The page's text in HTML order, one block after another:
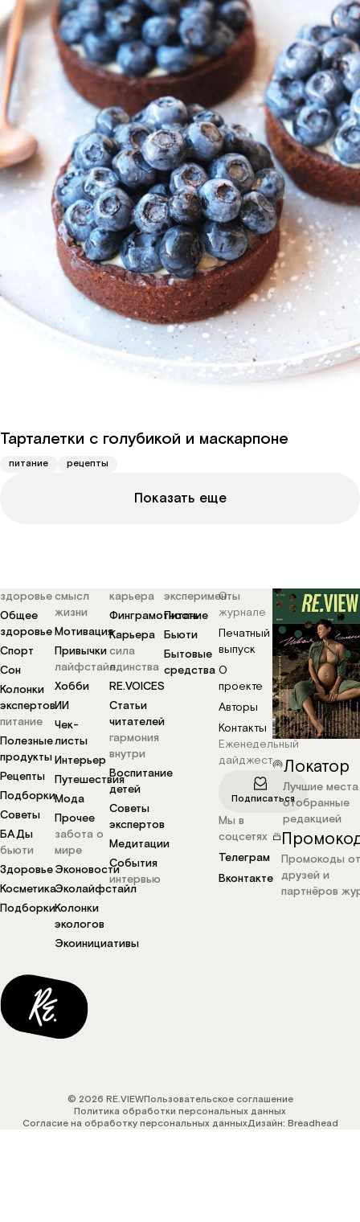
Тарталетки с голубикой и маскарпоне
питание рецепты
Показать еще
здоровье
Общее
здоровье
Спорт
Сон
Колонки
экспертов
питание
Полезные
продукты
Рецепты
Подборки
Советы
БАДы
бьюти
Здоровье
Косметика
Подборки
смысл
жизни
Мотивация
Привычки
лайфстайл
Хобби
ИИ
Чек-
листы
Интерьер
Путешествия
Мода
Прочее
забота о
мире
Эконовости
Эколайфстайл
Колонки
экологов
Экоинициативы
карьера
Финграмотность
Карьера
сила
единства
RE.VOICES
Статьи
читателей
гармония
внутри
Воспитание
детей
Советы
экспертов
Медитации
События
интервью
эксперименты
Питание
Бьюти
Бытовые
средства
О
журнале
Печатный
выпуск
О
проекте
Авторы
Контакты
Еженедельный
дайджест
Подписаться
Мы в
соцсетях
Телеграм
Вконтакте
Локатор
Лучшие места
отобранные
редакцией
Промокоды
друзей и
партнёров
© 2026 RE.VIEWПользовательское соглашение
Политика обработки персональных данных
Согласие на обработку персональных данныхДизайн: Breadhead